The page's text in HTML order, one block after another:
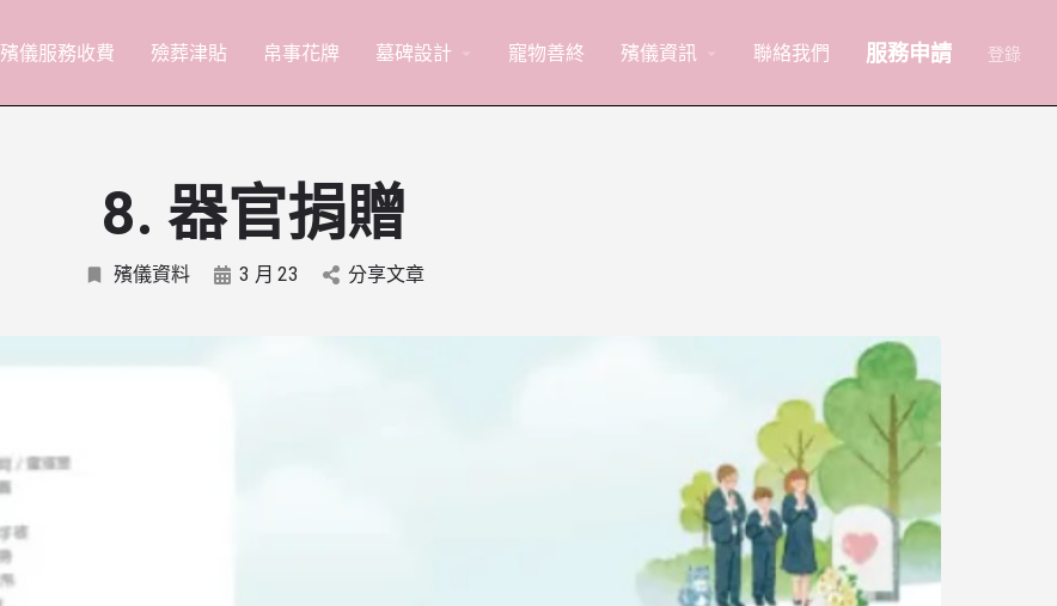
殯儀服務收費 殮葬津貼 帛事花牌 墓碑設計 寵物善終 殯儀資訊 聯絡我們 服務申請 登錄
8. 器官捐贈
殯儀資料 3 月 23 分享文章